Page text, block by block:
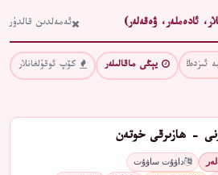
ئەمەلدىن قالدۇر
يېڭى ماقالىلەر
كۆپ ئوقۇلغانلار
- ھازىرقى خوتەن
داۋۇت ساۋۇت